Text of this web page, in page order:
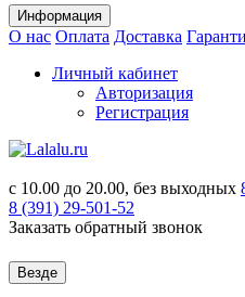
Информация
О нас Оплата Доставка
Личный кабинет
Авторизация
Регистрация
с 10.00 до 20.00, без выходных
8 (391) 29-501-52
Заказать обратный звонок
Везде